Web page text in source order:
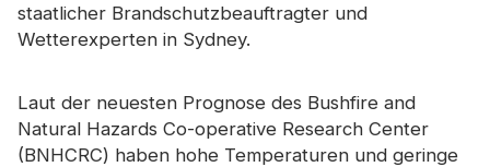
staatlicher Brandschutzbeauftragter und
Wetterexperten in Sydney.
Laut der neuesten Prognose des Bushfire and
Natural Hazards Co-operative Research Center
(BNHCRC) haben hohe Temperaturen und geringe